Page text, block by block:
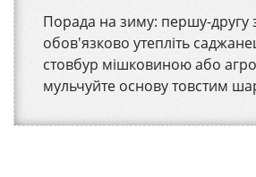
Порада на зиму: першу-другу
обов'язково утепліть
стовбур мішковиною або
мульчуйте основу товстим